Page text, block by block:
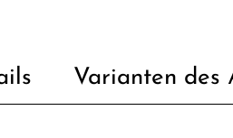
Varianten des